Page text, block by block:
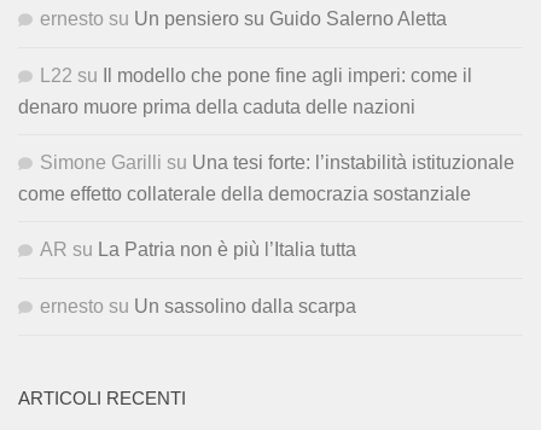
ernesto su Un pensiero su Guido Salerno Aletta
L22 su
Il modello che pone fine agli imperi: come il
denaro muore prima della caduta delle nazioni
Simone Garilli su Una tesi forte: l’instabilità istituzionale
come effetto collaterale della democrazia sostanziale
AR su La Patria non è più l’Italia tutta
ernesto su Un sassolino dalla scarpa
ARTICOLI RECENTI